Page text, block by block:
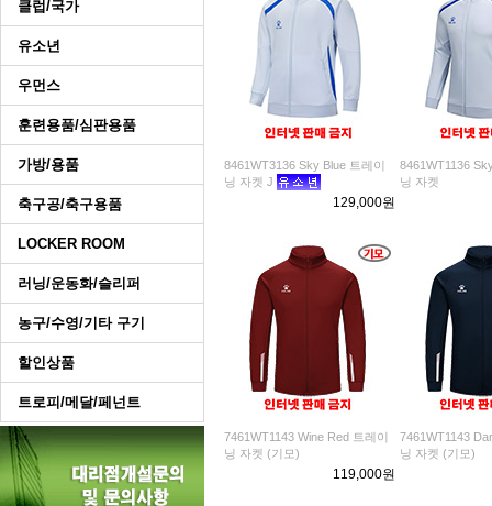
클럽/국가
유소년
우먼스
훈련용품/심판용품
가방/용품
축구공/축구용품
LOCKER ROOM
러닝/운동화/슬리퍼
농구/수영/기타 구기
할인상품
트로피/메달/페넌트
8461WT3136 Sky Blue 트레이
닝 자켓 J
129,000원
8461WT1136
닝 자켓
7461WT1143 Wine Red 트레이
닝 자켓 (기모)
119,000원
7461WT1143
닝 자켓 (기모)